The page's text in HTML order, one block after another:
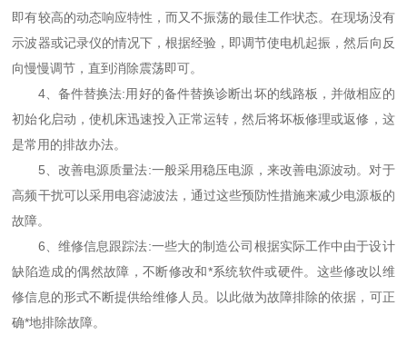
即有较高的动态响应特性，而又不振荡的最佳工作状态。在现场没有
示波器或记录仪的情况下，根据经验，即调节使电机起振，然后向反
向慢慢调节，直到消除震荡即可。
4、备件替换法:用好的备件替换诊断出坏的线路板，并做相应的
初始化启动，使机床迅速投入正常运转，然后将坏板修理或返修，这
是常用的排故办法。
5、改善电源质量法:一般采用稳压电源，来改善电源波动。对于
高频干扰可以采用电容滤波法，通过这些预防性措施来减少电源板的
故障。
6、维修信息跟踪法:一些大的制造公司根据实际工作中由于设计
缺陷造成的偶然故障，不断修改和*系统软件或硬件。这些修改以维
修信息的形式不断提供给维修人员。以此做为故障排除的依据，可正
确*地排除故障。